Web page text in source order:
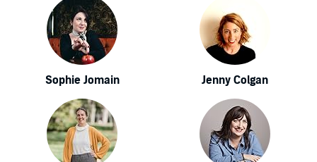
Sophie Jomain Jenny Colgan